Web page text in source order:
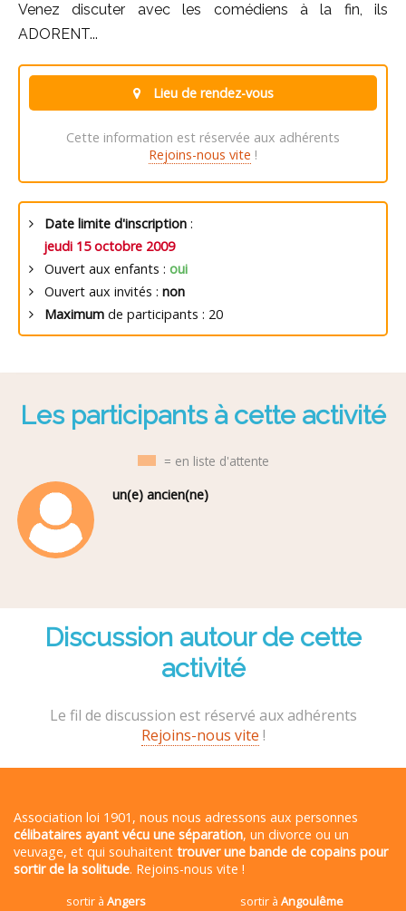
Venez discuter avec les comédiens à la fin, ils
ADORENT...
Lieu de rendez-vous
Cette information est réservée aux adhérents
Rejoins-nous vite !
Date limite d'inscription :
jeudi 15 octobre 2009
Ouvert aux enfants : oui
Ouvert aux invités : non
Maximum de participants : 20
Les participants à cette activité
= en liste d'attente
un(e) ancien(ne)
Discussion autour de cette
activité
Le fil de discussion est réservé aux adhérents
Rejoins-nous vite !
Association loi 1901, nous nous adressons aux personnes
célibataires ayant vécu une séparation, un divorce ou un
veuvage, et qui souhaitent trouver une bande de copains pour
sortir de la solitude. Rejoins-nous vite !
sortir àAngers sortir àAngoulême